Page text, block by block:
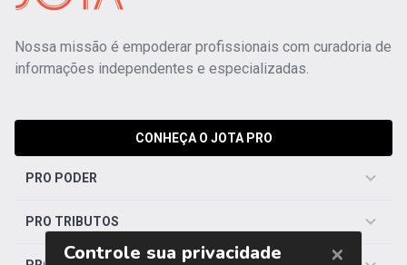
Nossa missão é empoderar profissionais com curadoria de
informações independentes e especializadas.
CONHEÇA O JOTA PRO
PRO PODER
PRO TRIBUTOS